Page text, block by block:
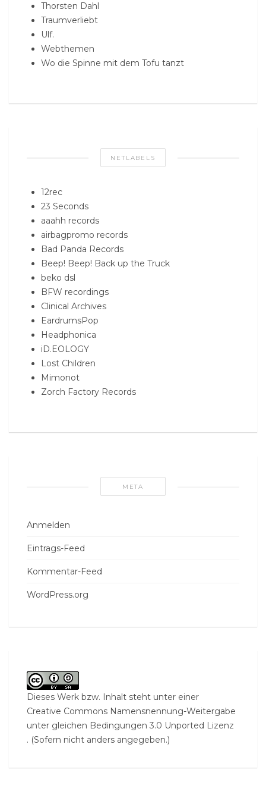
Thorsten Dahl
Traumverliebt
Ulf.
Webthemen
Wo die Spinne mit dem Tofu tanzt
NETLABELS
12rec
23 Seconds
aaahh records
airbagpromo records
Bad Panda Records
Beep! Beep! Back up the Truck
beko dsl
BFW recordings
Clinical Archives
EardrumsPop
Headphonica
iD.EOLOGY
Lost Children
Mimonot
Zorch Factory Records
META
Anmelden
Eintrags-Feed
Kommentar-Feed
WordPress.org
Dieses Werk bzw. Inhalt steht unter einer
Creative Commons Namensnennung-Weitergabe
unter gleichen Bedingungen 3.0 Unported Lizenz
. (Sofern nicht anders angegeben.)